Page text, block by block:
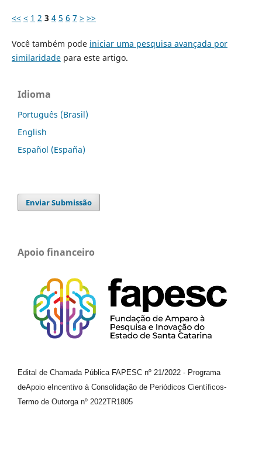
<< < 1 2 3 4 5 6 7 > >>
Você também pode iniciar uma pesquisa avançada por
similaridadepara este artigo.
Idioma
Português (Brasil)
English
Español (España)
Enviar Submissão
Apoio financeiro
Edital de Chamada Pública FAPESC nº 21/2022 - Programa
deApoio e Incentivo à Consolidação de Periódicos Científicos-
Termo de Outorga nº 2022TR1805